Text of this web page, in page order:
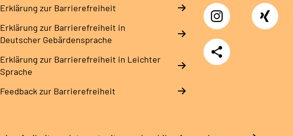
Erklärung zur Barrierefreiheit
Erklärung zur Barrierefreiheit in
Deutscher Gebärdensprache
Erklärung zur Barrierefreiheit in Leichter
Sprache
Feedback zur Barrierefreiheit
Instagram Xing
Teilen